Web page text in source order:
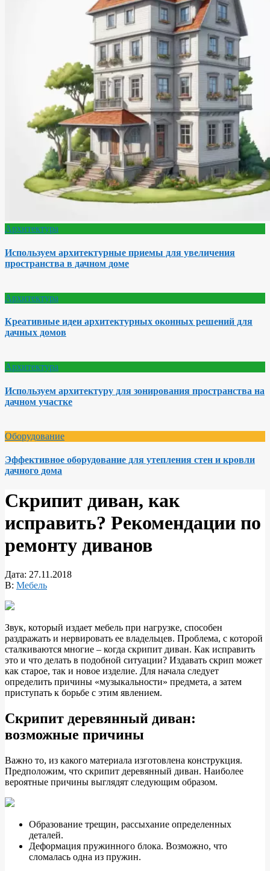
Архитектура
Используем архитектурные приемы для увеличения
пространства в дачном доме
Архитектура
Креативные идеи архитектурных оконных решений для
дачных домов
Архитектура
Используем архитектуру для зонирования пространства на
дачном участке
Оборудование
Эффективное оборудование для утепления стен и кровли
дачного дома
Скрипит диван, как
исправить? Рекомендации по
ремонту диванов
Дата: 27.11.2018
В: Мебель
Звук, который издает мебель при нагрузке, способен
раздражать и нервировать ее владельцев. Проблема, с которой
сталкиваются многие – когда скрипит диван. Как исправить
это и что делать в подобной ситуации? Издавать скрип может
как старое, так и новое изделие. Для начала следует
определить причины «музыкальности» предмета, а затем
приступать к борьбе с этим явлением.
Скрипит деревянный диван:
возможные причины
Важно то, из какого материала изготовлена конструкция.
Предположим, что скрипит деревянный диван. Наиболее
вероятные причины выглядят следующим образом.
Образование трещин, рассыхание определенных
деталей.
Деформация пружинного блока. Возможно, что
сломалась одна из пружин.